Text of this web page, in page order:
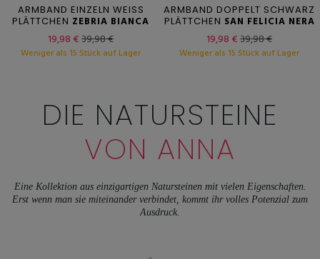
ARMBAND EINZELN WEISS
PLÄTTCHEN ZEBRIA BIANCA
19,98 €39,98 €
Weniger als 15 Stück auf Lager
ARMBAND DOPPELT SCHWARZ
PLÄTTCHEN SAN FELICIA NERA
19,98 €39,98 €
Weniger als 15 Stück auf Lager
DIE NATURSTEINE
VON ANNA
Eine Kollektion aus einzigartigen Natursteinen mit vielen Eigenschaften.
Erst wenn man sie miteinander verbindet, kommt ihr volles Potenzial zum
Ausdruck.